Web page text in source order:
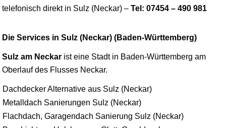
telefonisch direkt in Sulz (Neckar) – Tel: 07454 – 490 981
Die Services in Sulz (Neckar) (Baden-Württemberg)
Sulz am Neckar ist eine Stadt in Baden-Württemberg am
Oberlauf des Flusses Neckar.
Dachdecker Alternative aus Sulz (Neckar)
Metalldach Sanierungen Sulz (Neckar)
Flachdach, Garagendach Sanierung Sulz (Neckar)